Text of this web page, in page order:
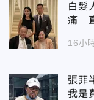
白髮
痛
16小
張菲
我是